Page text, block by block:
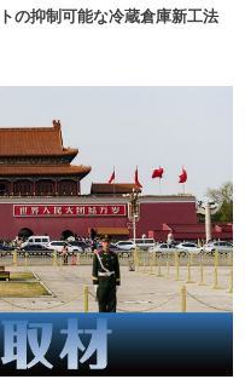
の抑制可能な冷蔵倉庫新工法